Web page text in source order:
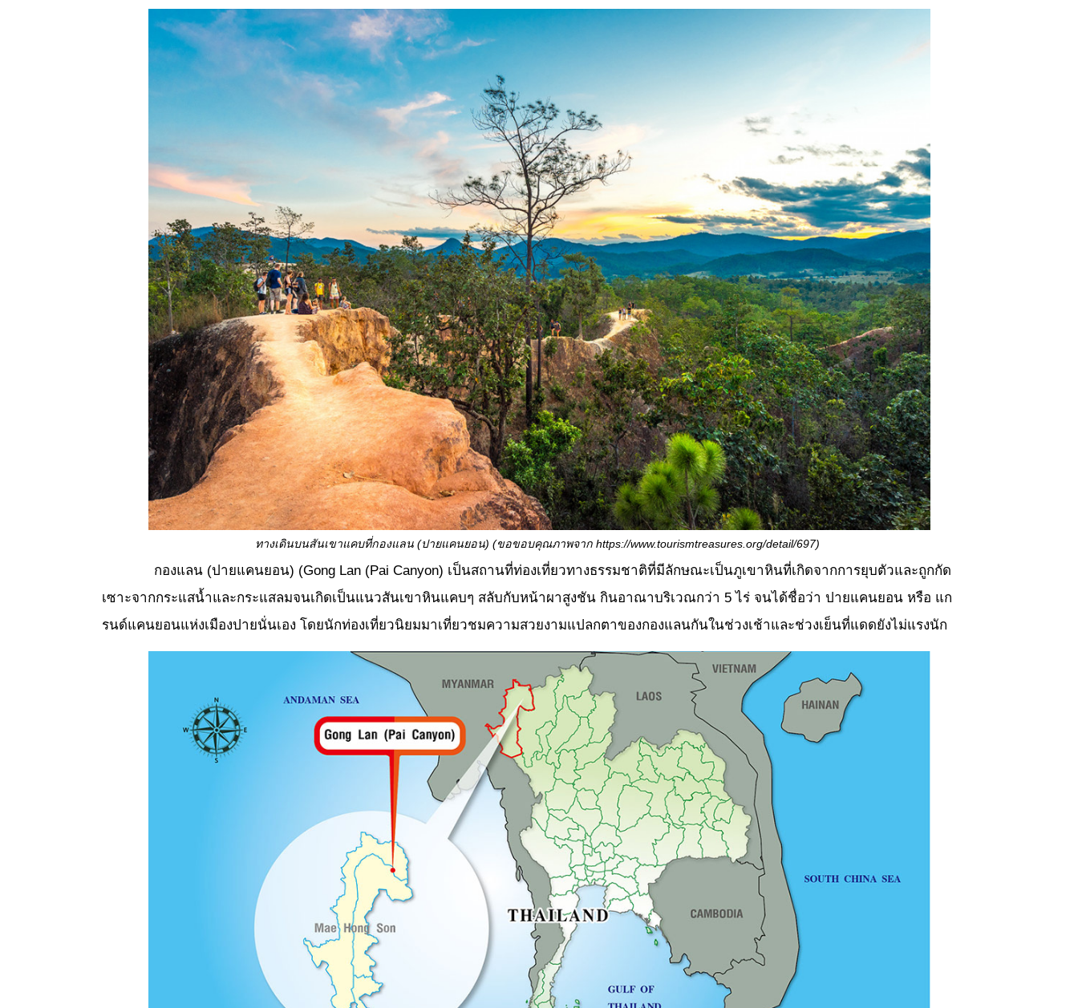
ทางเดินบนสันเขาแคบที่กองแลน (ปายแคนยอน) (ขอขอบคุณภาพจาก https://www.tourismtreasures.org/detail/697)
กองแลน (ปายแคนยอน) (Gong Lan (Pai Canyon) เป็นสถานที่ท่องเที่ยวทางธรรมชาติที่มีลักษณะเป็นภูเขาหินที่เกิดจากการยุบตัวและถูกกัด
เซาะจากกระแสน้ำและกระแสลมจนเกิดเป็นแนวสันเขาหินแคบๆ สลับกับหน้าผาสูงชัน กินอาณาบริเวณกว่า 5 ไร่ จนได้ชื่อว่า ปายแคนยอน หรือ แก
รนด์แคนยอนแห่งเมืองปายนั่นเอง โดยนักท่องเที่ยวนิยมมาเที่ยวชมความสวยงามแปลกตาของกองแลนกันในช่วงเช้าและช่วงเย็นที่แดดยังไม่แรงนัก